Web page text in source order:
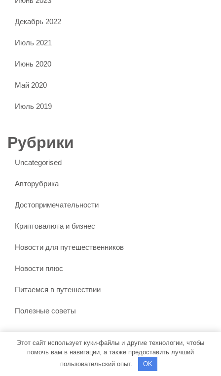
Декабрь 2022
Июль 2021
Июнь 2020
Май 2020
Июль 2019
Рубрики
Uncategorised
Авторубрика
Достопримечательности
Криптовалюта и бизнес
Новости для путешественников
Новости плюс
Питаемся в путешествии
Полезные советы
Тема WordPress Бронирование путешествийот Misbah
| На платформе WordPress
Этот сайт использует куки-файлы и другие технологии, чтобы
помочь вам в навигации, а также предоставить лучший
пользовательский опыт.
OK